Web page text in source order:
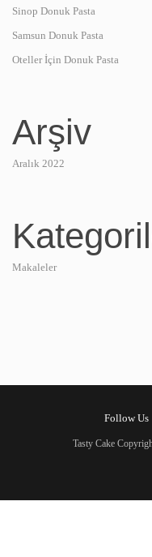
Sinop Donuk Pasta
Samsun Donuk Pasta
Oteller İçin Donuk Pasta
Arşiv
Aralık 2022
Makaleler
Follow Us
Tasty Cake